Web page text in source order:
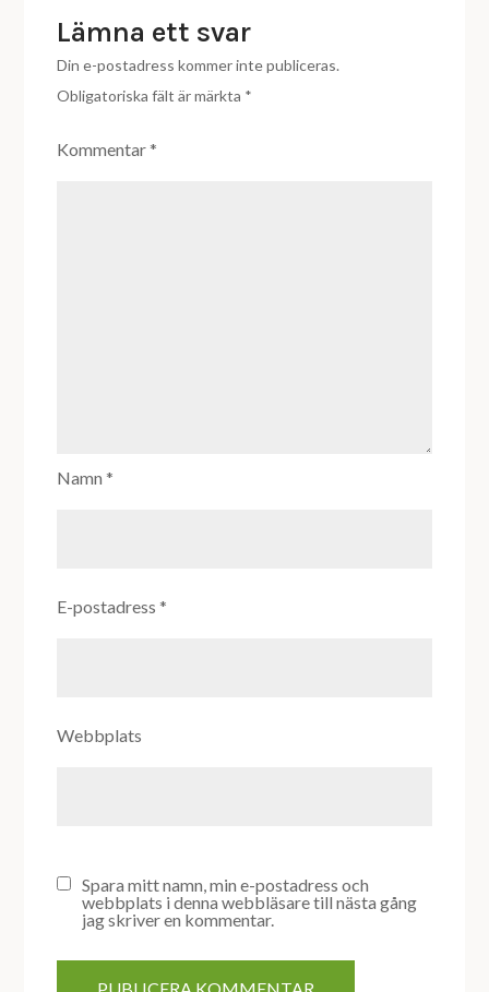
Lämna ett svar
Din e-postadress kommer inte publiceras.
Obligatoriska fält är märkta *
Kommentar*
Namn*
E-postadress*
Webbplats
Spara mitt namn, min e-postadress och
webbplats i denna webbläsare till nästa gång
jag skriver en kommentar.